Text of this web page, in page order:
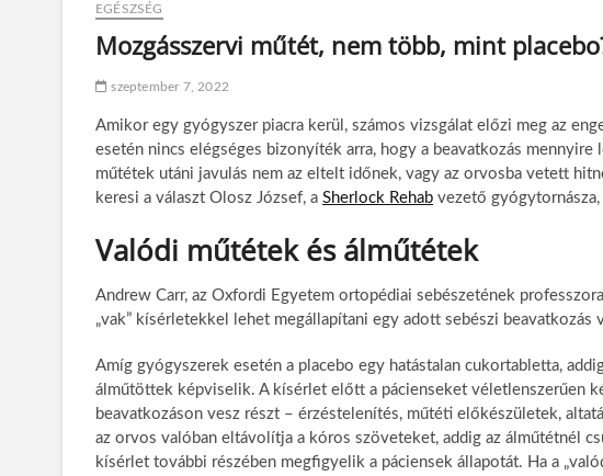
EGÉSZSÉG
Mozgásszervi műtét, nem több, mint
szeptember 7, 2022
Amikor egy gyógyszer piacra kerül, számos vizsgálat előzi meg az
esetén nincs elégséges bizonyíték arra, hogy a beavatkozás
műtétek utáni javulás nem az eltelt időnek, vagy az orvosba vetett
keresi a választ Olosz József, a Sherlock Rehab vezető gyógytornásza,
Valódi műtétek és álműtétek
Andrew Carr, az Oxfordi Egyetem ortopédiai sebészetének
„vak” kísérletekkel lehet megállapítani egy adott sebészi beavatkozás
Amíg gyógyszerek esetén a placebo egy hatástalan cukortabletta,
álműtöttek képviselik. A kísérlet előtt a pácienseket véletlenszerűen
beavatkozáson vesz részt – érzéstelenítés, műtéti előkészületek,
az orvos valóban eltávolítja a kóros szöveteket, addig az álműtétnél
kísérlet további részében megfigyelik a páciensek állapotát. Ha a